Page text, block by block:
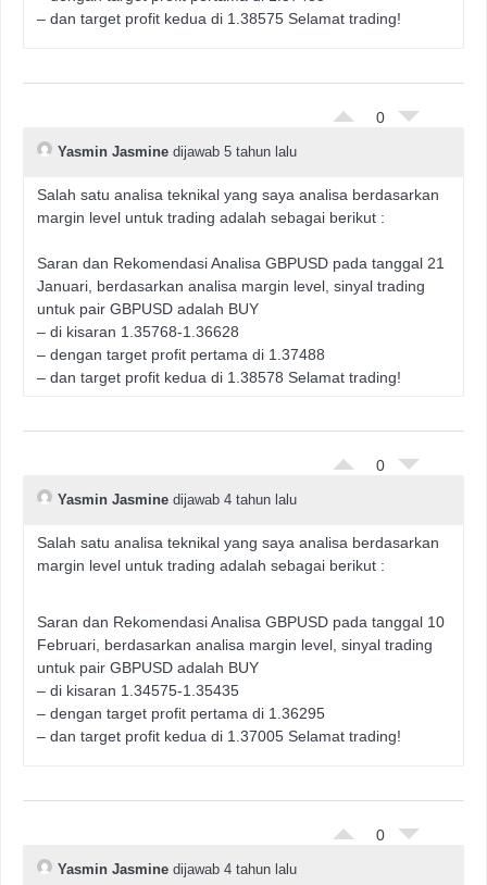
– dan target profit kedua di 1.38575 Selamat trading!
0
Yasmin Jasmine dijawab 5 tahun lalu
Salah satu analisa teknikal yang saya analisa berdasarkan
margin level untuk trading adalah sebagai berikut :
Saran dan Rekomendasi Analisa GBPUSD pada tanggal 21
Januari, berdasarkan analisa margin level, sinyal trading
untuk pair GBPUSD adalah BUY
– di kisaran 1.35768-1.36628
– dengan target profit pertama di 1.37488
– dan target profit kedua di 1.38578 Selamat trading!
0
Yasmin Jasmine dijawab 4 tahun lalu
Salah satu analisa teknikal yang saya analisa berdasarkan
margin level untuk trading adalah sebagai berikut :
Saran dan Rekomendasi Analisa GBPUSD pada tanggal 10
Februari, berdasarkan analisa margin level, sinyal trading
untuk pair GBPUSD adalah BUY
– di kisaran 1.34575-1.35435
– dengan target profit pertama di 1.36295
– dan target profit kedua di 1.37005 Selamat trading!
0
Yasmin Jasmine dijawab 4 tahun lalu